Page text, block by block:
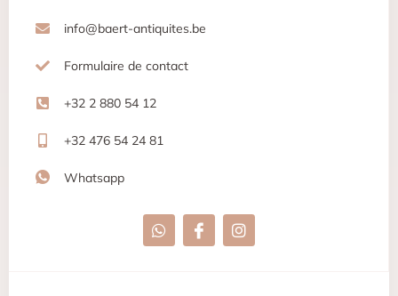
info@baert-antiquites.be
Formulaire de contact
+32 2 880 54 12
+32 476 54 24 81
Whatsapp